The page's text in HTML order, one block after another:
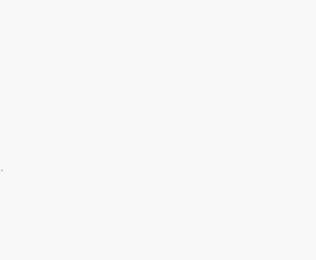
Wellenschliff, Klinge 31 cm, Griff